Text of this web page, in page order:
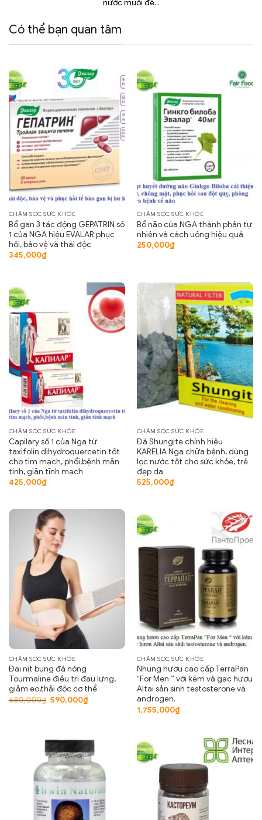
nước muối để...
Có thể bạn quan tâm
CHĂM SÓC SỨC KHỎE
Bổ gan 3 tác động GEPATRIN số
1 của NGA hiệu EVALAR phục
hồi, bảo vệ và thải độc
345,000₫
CHĂM SÓC SỨC KHỎE
Bổ não của NGA thành phần tự
nhiên và cách uống hiệu quả
250,000₫
CHĂM SÓC SỨC KHỎE
Capilary số 1 của Nga từ
taxifolin dihydroquercetin tốt
cho tim mạch, phổi,bệnh mãn
tính, giãn tĩnh mạch
425,000₫
CHĂM SÓC SỨC KHỎE
Đá Shungite chính hiệu
KARELIA Nga chữa bệnh, dùng
lọc nước tốt cho sức khỏe, trẻ
đẹp da
525,000₫
CHĂM SÓC SỨC KHỎE
Đai nịt bụng đá nóng
Tourmaline điều trị đau lưng,
giảm eo,thải độc cơ thể
680,000₫ Giá
590,000₫Giá
hiện
CHĂM SÓC SỨC KHỎE
Nhung hươu cao cấp TerraPan
“For Men ” với kẽm và gạc hươu
Altai sản sinh testosterone và
androgen.
1,755,000₫